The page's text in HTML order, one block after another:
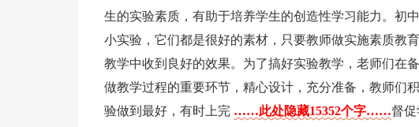
生的实验素质，有助于培养学生的创造性学习能力。初
小实验，它们都是很好的素材，只要教师做实施素质教
教学中收到良好的效果。为了搞好实验教学，老师们在
做教学过程的重要环节，精心设计，充分准备，教师们
验做到最好，有时上完 ……此处隐藏15352个字……督